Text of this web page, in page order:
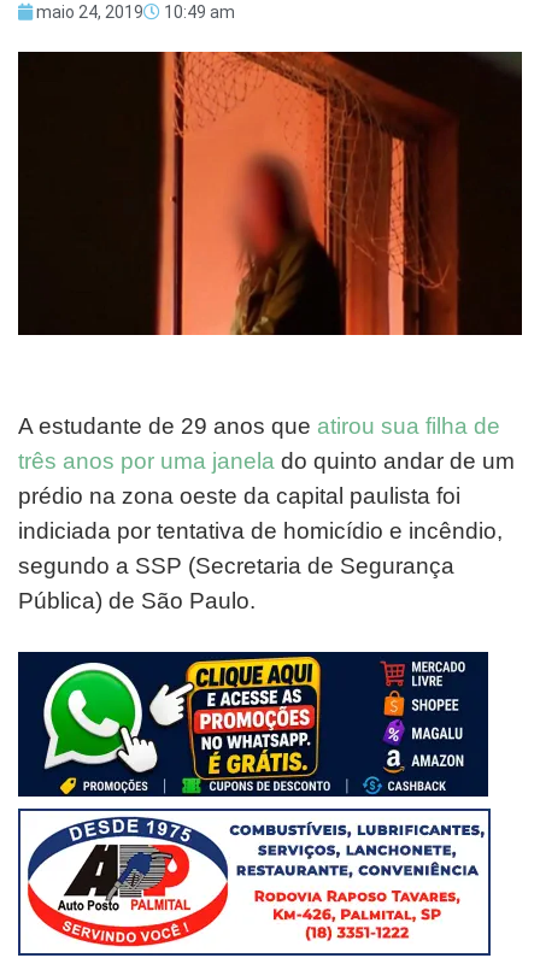
maio 24, 2019 10:49 am
A estudante de 29 anos que atirou sua filha de
três anos por uma janela do quinto andar de um
prédio na zona oeste da capital paulista foi
indiciada por tentativa de homicídio e incêndio,
segundo a SSP (Secretaria de Segurança
Pública) de São Paulo.